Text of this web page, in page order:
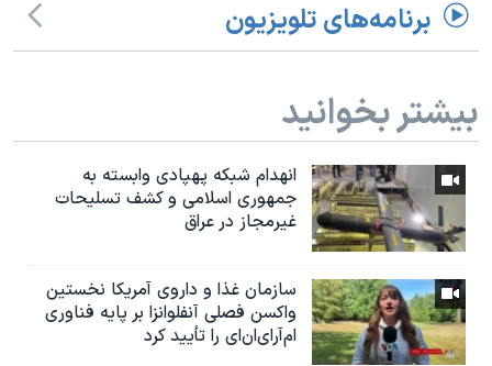
برنامه‌های تلویزیون
بیشتر بخوانید
انهدام شبکه پهپادی وابسته به
جمهوری اسلامی و کشف تسلیحات
غیرمجاز در عراق
سازمان غذا و داروی آمریکا نخستین
واکسن فصلی آنفلوانزا بر پایه فناوری
ام‌آر‌ای‌ان‌ای را تأیید کرد